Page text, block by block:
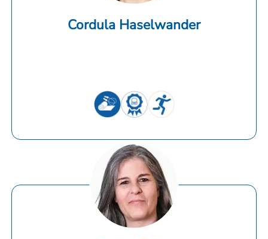
Cordula Haselwander